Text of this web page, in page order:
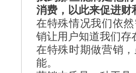
消费，以此来促进财
在特殊情况我们依
销让用户知道我们存
在特殊时期做营销
能。